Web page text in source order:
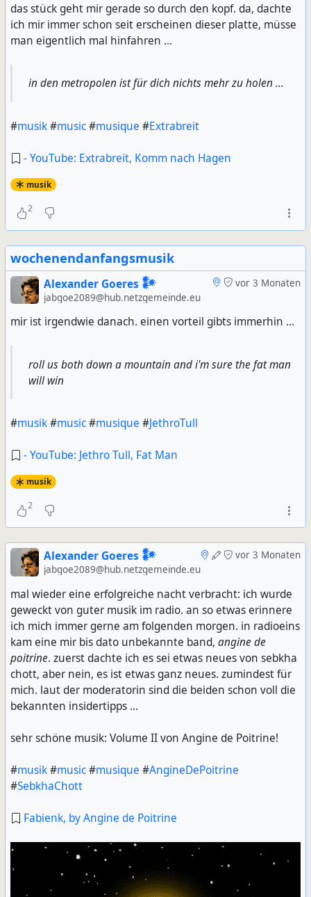
das stück geht mir gerade so durch den kopf. da, dachte
ich mir immer schon seit erscheinen dieser platte, müsse
man eigentlich mal hinfahren ...
in den metropolen ist für dich nichts mehr zu holen ...
#musik#music#musique #Extrabreit
- YouTube: Extrabreit, Komm nach Hagen
musik
2
wochenendanfangsmusik
vor 3 Monaten
Alexander Goeres 𒀯
jabgoe2089@hub.netzgemeinde.eu
mir ist irgendwie danach. einen vorteil gibts immerhin ...
roll us both down a mountain and i'm sure the fat man
will win
#musik#music#musique #JethroTull
- YouTube: Jethro Tull, Fat Man
musik
2
vor 3 Monaten
Alexander Goeres 𒀯
jabgoe2089@hub.netzgemeinde.eu
mal wieder eine erfolgreiche nacht verbracht: ich wurde
geweckt von guter musik im radio. an so etwas erinnere
ich mich immer gerne am folgenden morgen. in radioeins
kam eine mir bis dato unbekannte band, angine de
poitrine. zuerst dachte ich es sei etwas neues von sebkha
chott, aber nein, es ist etwas ganz neues. zumindest für
mich. laut der moderatorin sind die beiden schon voll die
bekannten insidertipps ...
sehr schöne musik: Volume II von Angine de Poitrine!
#musik#music#musique #AngineDePoitrine
#SebkhaChott
Fabienk, by Angine de Poitrine